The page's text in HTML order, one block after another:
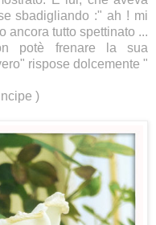
sbadigliando :" ah ! mi
ancora tutto spettinato ...
potè frenare la sua
rispose dolcemente "
)